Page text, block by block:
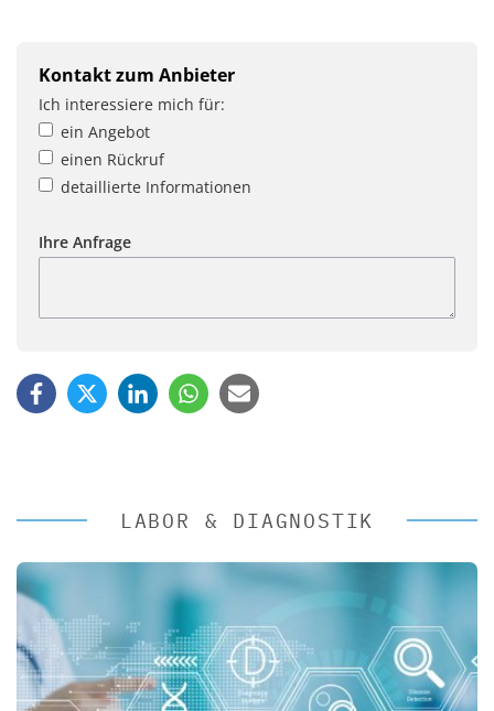
Kontakt zum Anbieter
Ich interessiere mich für:
ein Angebot
einen Rückruf
detaillierte Informationen
Ihre Anfrage
LABOR & DIAGNOSTIK